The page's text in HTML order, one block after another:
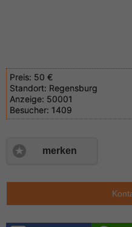
Preis: 50 €
Standort: Regensburg
Anzeige: 50001
Besucher: 1409
merken